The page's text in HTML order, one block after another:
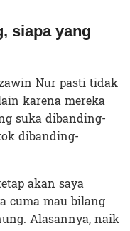
siapa yang
Nur pasti tidak
karena mereka
suka dibanding-
dibanding-
akan saya
cuma mau bilang
Alasannya, naik